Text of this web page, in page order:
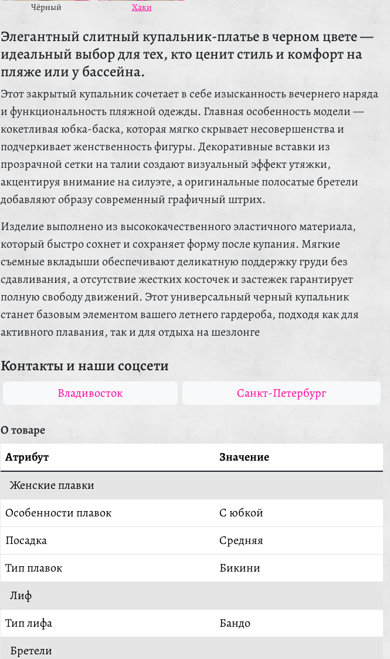
Чёрный Хаки
Элегантный слитный купальник-платье в черном цвете —
идеальный выбор для тех, кто ценит стиль и комфорт на
пляже или у бассейна.
Этот закрытый купальник сочетает в себе изысканность вечернего наряда
и функциональность пляжной одежды. Главная особенность модели —
кокетливая юбка-баска, которая мягко скрывает несовершенства и
подчеркивает женственность фигуры. Декоративные вставки из
прозрачной сетки на талии создают визуальный эффект утяжки,
акцентируя внимание на силуэте, а оригинальные полосатые бретели
добавляют образу современный графичный штрих.
Изделие выполнено из высококачественного эластичного материала,
который быстро сохнет и сохраняет форму после купания. Мягкие
съемные вкладыши обеспечивают деликатную поддержку груди без
сдавливания, а отсутствие жестких косточек и застежек гарантирует
полную свободу движений. Этот универсальный черный купальник
станет базовым элементом вашего летнего гардероба, подходя как для
активного плавания, так и для отдыха на шезлонге
Контакты и наши соцсети
Владивосток Санкт-Петербург
О товаре
Атрибут
Значение
Женские плавки
Особенности плавок
С юбкой
Посадка
Средняя
Тип плавок
Бикини
Лиф
Тип лифа
Бандо
Бретели